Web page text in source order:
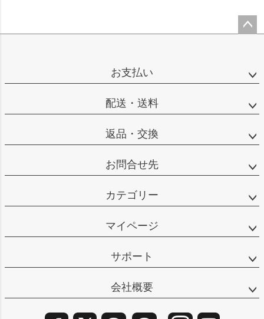
お支払い
配送・送料
返品・交換
お問合せ先
カテゴリー
マイページ
サポート
会社概要